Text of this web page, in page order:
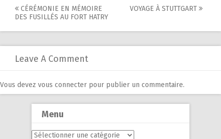
Post
CÉRÉMONIE EN MÉMOIRE
DES FUSILLÉS AU FORT HATRY
VOYAGE À STUTTGART
Leave A Comment
Vous devez vous connecter pour publier un commentaire.
Menu
Menu